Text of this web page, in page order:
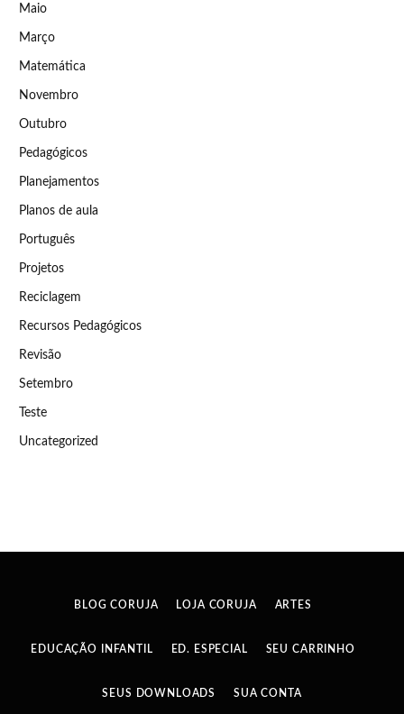
Maio
Março
Matemática
Novembro
Outubro
Pedagógicos
Planejamentos
Planos de aula
Português
Projetos
Reciclagem
Recursos Pedagógicos
Revisão
Setembro
Teste
Uncategorized
BLOG CORUJA LOJA CORUJA ARTES
EDUCAÇÃO INFANTIL ED. ESPECIAL SEU CARRINHO
SEUS DOWNLOADS SUA CONTA